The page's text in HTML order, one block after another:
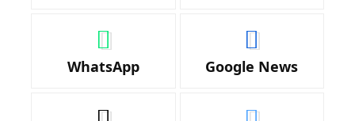
WhatsApp Google News